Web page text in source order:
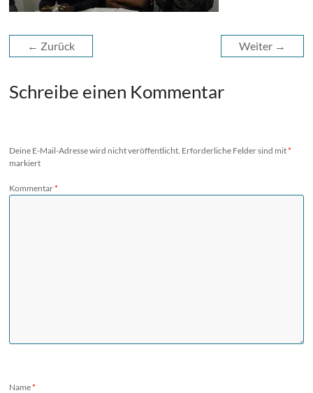
← Zurück Weiter →
Schreibe einen Kommentar
Deine E-Mail-Adresse wird nicht veröffentlicht. Erforderliche Felder sind mit*
markiert
Kommentar*
Name*